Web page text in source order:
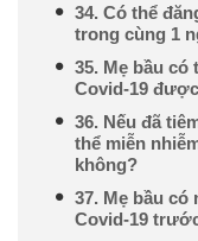
34. Có thể
trong cùng 1
35. Mẹ bầu có
Covid-19
36. Nếu đã
thể miễn
không?
37. Mẹ bầu có
Covid-19